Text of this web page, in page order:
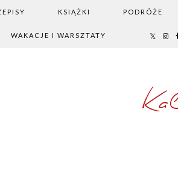
KSIĄŻKI PODRÓŻE
WAKACJE I WARSZTATY